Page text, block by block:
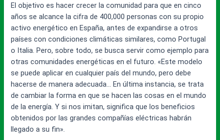
El objetivo es hacer crecer la comunidad para que en cinco
años se alcance la cifra de 400,000 personas con su propio
activo energético en España, antes de expandirse a otros
países con condiciones climáticas similares, como Portugal
o Italia. Pero, sobre todo, se busca servir como ejemplo para
otras comunidades energéticas en el futuro. «Este modelo
se puede aplicar en cualquier país del mundo, pero debe
hacerse de manera adecuada… En última instancia, se trata
de cambiar la forma en que se hacen las cosas en el mundo
de la energía. Y si nos imitan, significa que los beneficios
obtenidos por las grandes compañías eléctricas habrán
llegado a su fin».